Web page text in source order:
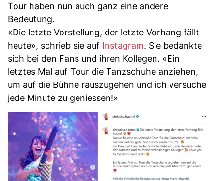
Tour haben nun auch ganz eine andere
Bedeutung.
«Die letzte Vorstellung, der letzte Vorhang fällt
heute», schrieb sie auf Instagram. Sie bedankte
sich bei den Fans und ihren Kollegen. «Ein
letztes Mal auf Tour die Tanzschuhe anziehen,
um auf die Bühne rauszugehen und ich versuche
jede Minute zu geniessen!»